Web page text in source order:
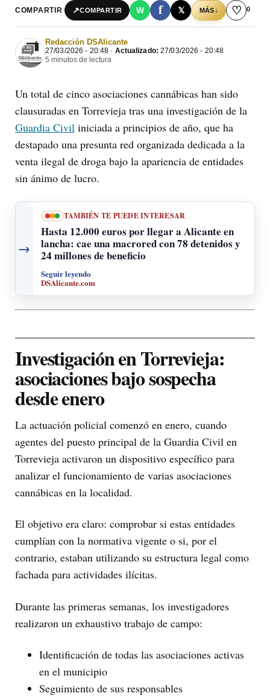
COMPARTIR ↗COMPARTIR W f 𝕏 MÁS↓ ♡ 0
Redacción DSAlicante
27/03/2026 - 20:48 · Actualizado: 27/03/2026 - 20:48
5 minutos de lectura
Un total de cinco asociaciones cannábicas han sido
clausuradas en Torrevieja tras una investigación de la
Guardia Civil iniciada a principios de año, que ha
destapado una presunta red organizada dedicada a la
venta ilegal de droga bajo la apariencia de entidades
sin ánimo de lucro.
→
TAMBIÉN TE PUEDE INTERESAR
Hasta 12.000 euros por llegar a Alicante en
lancha: cae una macrored con 78 detenidos y
24 millones de beneficio
Seguir leyendo
DSAlicante.com
Investigación en Torrevieja:
asociaciones bajo sospecha
desde enero
La actuación policial comenzó en enero, cuando
agentes del puesto principal de la Guardia Civil en
Torrevieja activaron un dispositivo específico para
analizar el funcionamiento de varias asociaciones
cannábicas en la localidad.
El objetivo era claro: comprobar si estas entidades
cumplían con la normativa vigente o si, por el
contrario, estaban utilizando su estructura legal como
fachada para actividades ilícitas.
Durante las primeras semanas, los investigadores
realizaron un exhaustivo trabajo de campo:
Identificación de todas las asociaciones activas
en el municipio
Seguimiento de sus responsables